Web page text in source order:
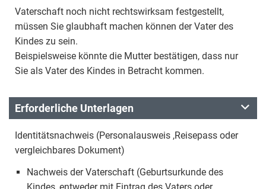
Vaterschaft noch nicht rechtswirksam festgestellt,
müssen Sie glaubhaft machen können der Vater des
Kindes zu sein.
Beispielsweise könnte die Mutter bestätigen, dass nur
Sie als Vater des Kindes in Betracht kommen.
Erforderliche Unterlagen
Identitätsnachweis (Personalausweis ,Reisepass oder
vergleichbares Dokument)
Nachweis der Vaterschaft (Geburtsurkunde des